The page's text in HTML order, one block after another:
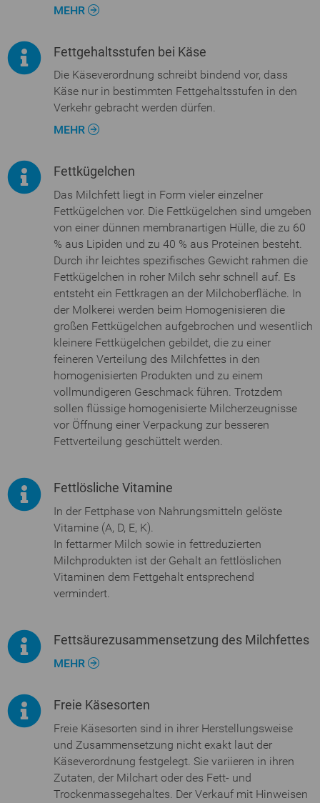
MEHR
Fettgehaltsstufen bei Käse
Die Käseverordnung schreibt bindend vor, dass
Käse nur in bestimmten Fettgehaltsstufen in den
Verkehr gebracht werden dürfen.
MEHR
Fettkügelchen
Das Milchfett liegt in Form vieler einzelner
Fettkügelchen vor. Die Fettkügelchen sind umgeben
von einer dünnen membranartigen Hülle, die zu 60
% aus Lipiden und zu 40 % aus Proteinen besteht.
Durch ihr leichtes spezifisches Gewicht rahmen die
Fettkügelchen in roher Milch sehr schnell auf. Es
entsteht ein Fettkragen an der Milchoberfläche. In
der Molkerei werden beim Homogenisieren die
großen Fettkügelchen aufgebrochen und wesentlich
kleinere Fettkügelchen gebildet, die zu einer
feineren Verteilung des Milchfettes in den
homogenisierten Produkten und zu einem
vollmundigeren Geschmack führen. Trotzdem
sollen flüssige homogenisierte Milcherzeugnisse
vor Öffnung einer Verpackung zur besseren
Fettverteilung geschüttelt werden.
Fettlösliche Vitamine
In der Fettphase von Nahrungsmitteln gelöste
Vitamine (A, D, E, K).
In fettarmer Milch sowie in fettreduzierten
Milchprodukten ist der Gehalt an fettlöslichen
Vitaminen dem Fettgehalt entsprechend
vermindert.
Fettsäurezusammensetzung des Milchfettes
MEHR
Freie Käsesorten
Freie Käsesorten sind in ihrer Herstellungsweise
und Zusammensetzung nicht exakt laut der
Käseverordnung festgelegt. Sie variieren in ihren
Zutaten, der Milchart oder des Fett- und
Trockenmassegehaltes. Der Verkauf mit Hinweisen